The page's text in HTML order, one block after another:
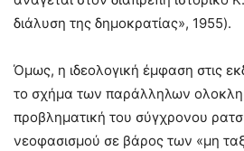
διάλυση της δημοκρατίας», 1955).
Όμως, η ιδεολογική έμφαση στις
το σχήμα των παράλληλων
προβληματική του σύγχρονου
νεοφασισμού σε βάρος των «μη